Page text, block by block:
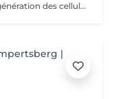
Soin Réjuvénation par IPL, stimule la régénération des cellules de collagène et atténue les taches pigmentaires